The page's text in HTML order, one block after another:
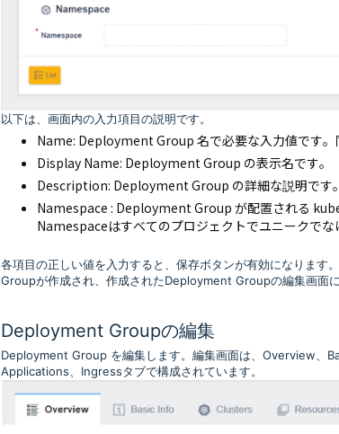
以下は、画面内の入力項目の説明です。
Name: Deployment Group 名で必要な入力値です
Display Name: Deployment Group の表示名です。
Description: Deployment Group の詳細な説明です。
Namespace : Deployment Group が配置される
Namespaceはすべてのプロジェクトでユニークでな
各項目の正しい値を入力すると、保存ボタンが有効になります
Groupが作成され、作成されたDeployment Groupの編集画面に
Deployment Groupの編集
Deployment Group を編集します。編集画面は、Overview、
Applications、Ingressタブで構成されています。